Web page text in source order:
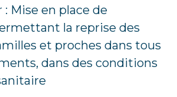
: Mise en place de
la reprise des
et proches dans tous
dans des conditions